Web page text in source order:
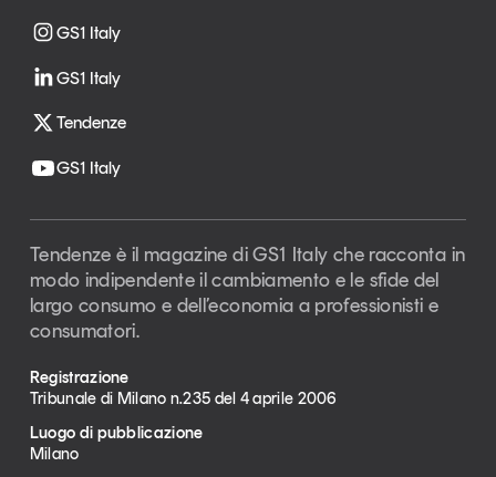
GS1 Italy
GS1 Italy
Tendenze
GS1 Italy
Tendenze è il magazine di GS1 Italy che racconta in
modo indipendente il cambiamento e le sfide del
largo consumo e dell’economia a professionisti e
consumatori.
Registrazione
Tribunale di Milano n.235 del 4 aprile 2006
Luogo di pubblicazione
Milano